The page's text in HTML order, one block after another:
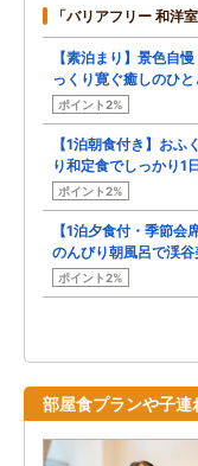
「バリアフリー 和洋
【素泊まり】景色自
っくり寛ぐ癒しのひと
ポイント2%
【1泊朝食付き】おふ
り和定食でしっかり1
ポイント2%
【1泊夕食付・季節会
のんびり朝風呂で渓
ポイント2%
部屋食プランや子